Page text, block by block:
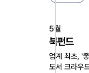
5월
북펀드
업계 최초, '
도서 크라우